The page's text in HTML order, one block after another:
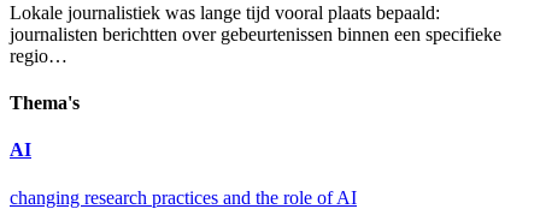
Lokale journalistiek was lange tijd vooral plaats bepaald:
journalisten berichtten over gebeurtenissen binnen een specifieke
regio…
Thema's
AI
changing research practices and the role of AI